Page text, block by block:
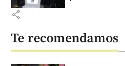
share
Te recomendamos